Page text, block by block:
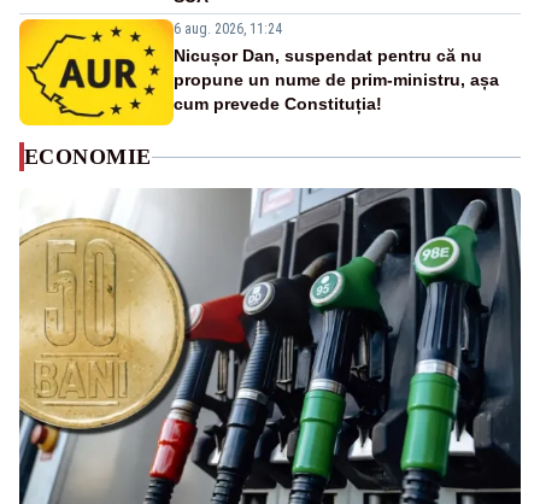
6 aug. 2026, 11:24
Nicușor Dan, suspendat pentru că nu
propune un nume de prim-ministru, așa
cum prevede Constituția!
ECONOMIE